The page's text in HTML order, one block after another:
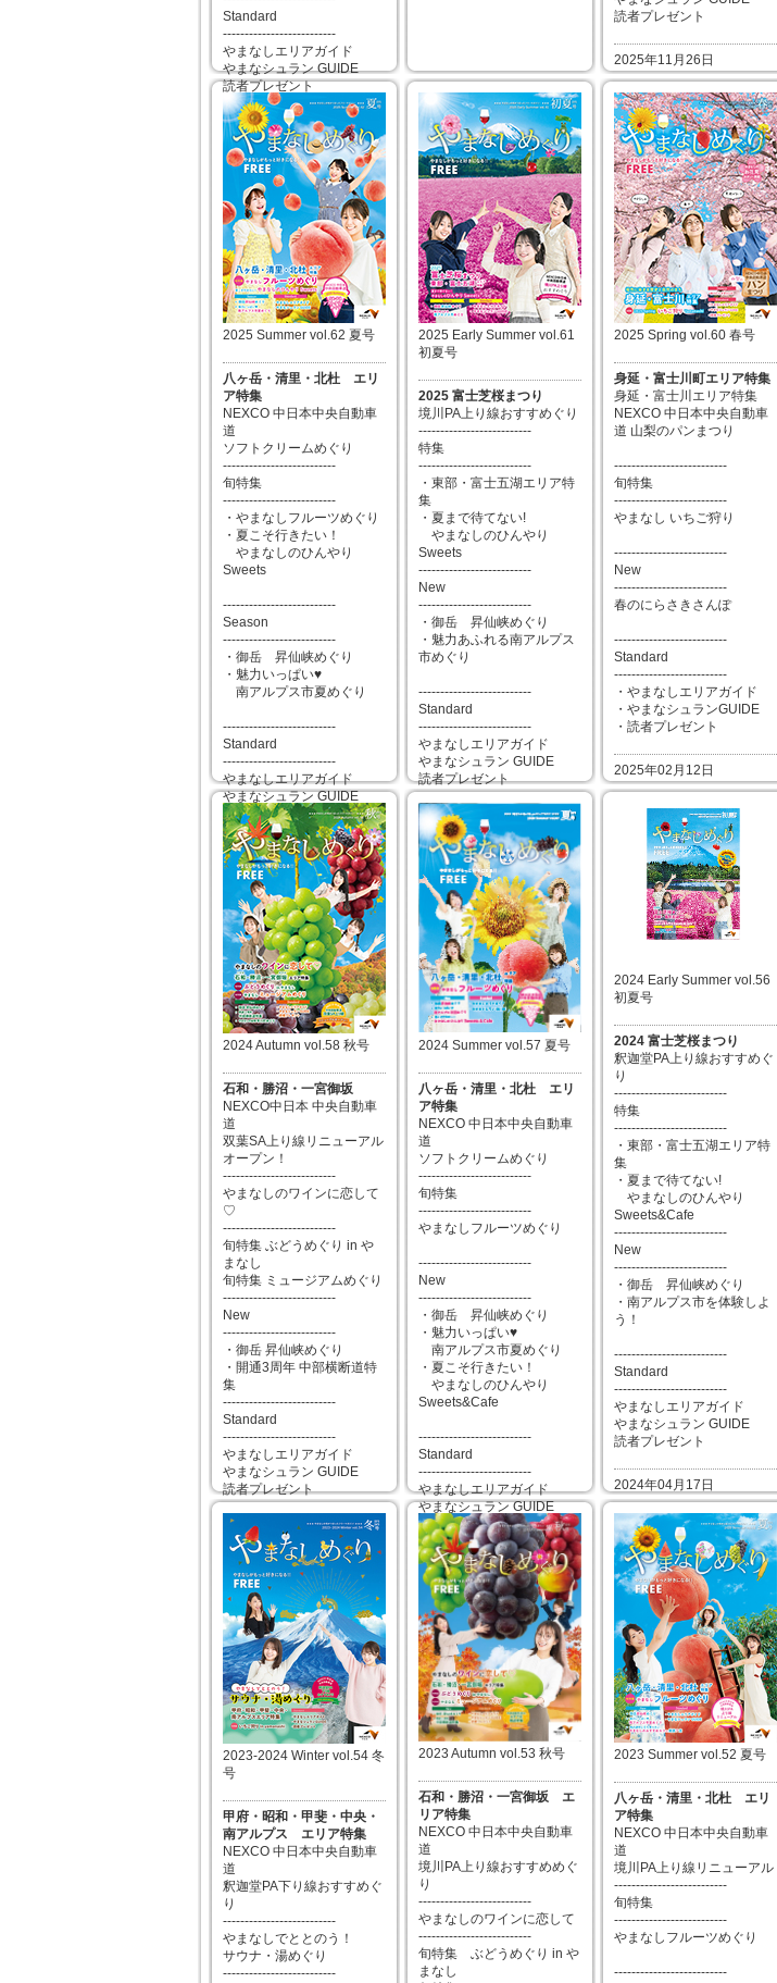
Standard
--------------------------
やまなしエリアガイド
やまなシュラン GUIDE
読者プレゼント
2026年04月15日
読者プレゼント
2025年11月26日
2025 Summer vol.62 夏号
八ヶ岳・清里・北杜 エリ
ア特集
NEXCO 中日本中央自動車
道
ソフトクリームめぐり
--------------------------
旬特集
--------------------------
・やまなしフルーツめぐり
・夏こそ行きたい！
やまなしのひんやり
Sweets
--------------------------
Season
--------------------------
・御岳 昇仙峡めぐり
・魅力いっぱい♥
南アルプス市夏めぐり
--------------------------
Standard
--------------------------
やまなしエリアガイド
やまなシュラン GUIDE
読者プレゼント
2025年06月25日
2025 Early Summer vol.61
初夏号
2025 富士芝桜まつり
境川PA上り線おすすめぐり
--------------------------
特集
--------------------------
・東部・富士五湖エリア特
集
・夏まで待てない!
やまなしのひんやり
Sweets
--------------------------
New
--------------------------
・御岳 昇仙峡めぐり
・魅力あふれる南アルプス
市めぐり
--------------------------
Standard
--------------------------
やまなしエリアガイド
やまなシュラン GUIDE
読者プレゼント
2025年04月16日
2025 Spring vol.60 春号
身延・富士川町エリア特集
身延・富士川エリア特集
NEXCO 中日本中央自動車
道 山梨のパンまつり
--------------------------
旬特集
--------------------------
やまなし いちご狩り
--------------------------
New
--------------------------
春のにらさきさんぽ
--------------------------
Standard
--------------------------
・やまなしエリアガイド
・やまなシュランGUIDE
・読者プレゼント
2025年02月12日
2024 Autumn vol.58 秋号
石和・勝沼・一宮御坂
NEXCO中日本 中央自動車
道
双葉SA上り線リニューアル
オープン！
--------------------------
やまなしのワインに恋して
♡
--------------------------
旬特集 ぶどうめぐり in や
まなし
旬特集 ミュージアムめぐり
--------------------------
New
--------------------------
・御岳 昇仙峡めぐり
・開通3周年 中部横断道特
集
--------------------------
Standard
--------------------------
やまなしエリアガイド
やまなシュラン GUIDE
読者プレゼント
2024年09月04日
2024 Summer vol.57 夏号
八ヶ岳・清里・北杜 エリ
ア特集
NEXCO 中日本中央自動車
道
ソフトクリームめぐり
--------------------------
旬特集
--------------------------
やまなしフルーツめぐり
--------------------------
New
--------------------------
・御岳 昇仙峡めぐり
・魅力いっぱい♥
南アルプス市夏めぐり
・夏こそ行きたい！
やまなしのひんやり
Sweets&Cafe
--------------------------
Standard
--------------------------
やまなしエリアガイド
やまなシュラン GUIDE
読者プレゼント
2024年06月26日
2024 Early Summer vol.56
初夏号
2024 富士芝桜まつり
釈迦堂PA上り線おすすめぐ
り
--------------------------
特集
--------------------------
・東部・富士五湖エリア特
集
・夏まで待てない!
やまなしのひんやり
Sweets&Cafe
--------------------------
New
--------------------------
・御岳 昇仙峡めぐり
・南アルプス市を体験しよ
う！
--------------------------
Standard
--------------------------
やまなしエリアガイド
やまなシュラン GUIDE
読者プレゼント
2024年04月17日
2023-2024 Winter vol.54 冬
号
甲府・昭和・甲斐・中央・
南アルプス エリア特集
NEXCO 中日本中央自動車
道
釈迦堂PA下り線おすすめぐ
り
--------------------------
やまなしでととのう！
サウナ・湯めぐり
--------------------------
2023 Autumn vol.53 秋号
石和・勝沼・一宮御坂 エ
リア特集
NEXCO 中日本中央自動車
道
境川PA上り線おすすめめぐ
り
--------------------------
やまなしのワインに恋して
--------------------------
旬特集 ぶどうめぐり in や
まなし
2023 Summer vol.52 夏号
八ヶ岳・清里・北杜 エリ
ア特集
NEXCO 中日本中央自動車
道
境川PA上り線リニューアル
--------------------------
旬特集
--------------------------
やまなしフルーツめぐり
--------------------------